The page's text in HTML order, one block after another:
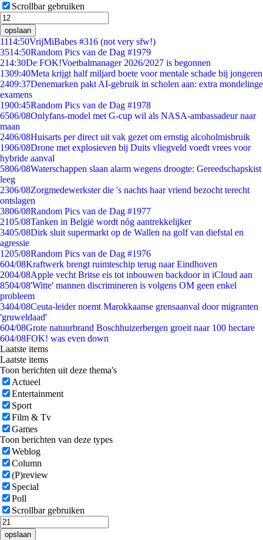
Scrollbar gebruiken
opslaan
1114:50VrijMiBabes #316 (not very sfw!)
3514:50Random Pics van de Dag #1979
214:30De FOK!Voetbalmanager 2026/2027 is begonnen
1309:40Meta krijgt half miljard boete voor mentale schade bij jongeren
2409:37Denemarken pakt AI-gebruik in scholen aan: extra mondelinge
examens
1900:45Random Pics van de Dag #1978
6506/08Onlyfans-model met G-cup wil als NASA-ambassadeur naar
maan
2406/08Huisarts per direct uit vak gezet om ernstig alcoholmisbruik
1906/08Drone met explosieven bij Duits vliegveld voedt vrees voor
hybride aanval
5806/08Waterschappen slaan alarm wegens droogte: Gereedschapskist
leeg
2306/08Zorgmedewerkster die 's nachts haar vriend bezocht terecht
ontslagen
3806/08Random Pics van de Dag #1977
2105/08Tanken in België wordt nóg aantrekkelijker
3405/08Dirk sluit supermarkt op de Wallen na golf van diefstal en
agressie
1205/08Random Pics van de Dag #1976
604/08Kraftwerk brengt ruimteschip terug naar Eindhoven
2004/08Apple vecht Britse eis tot inbouwen backdoor in iCloud aan
8504/08'Witte' mannen discrimineren is volgens OM geen enkel
probleem
3404/08Ceuta-leider noemt Marokkaanse grensaanval door migranten
'gruweldaad'
604/08Grote natuurbrand Boschhuizerbergen groeit naar 100 hectare
604/08FOK! was even down
Laatste items
Laatste items
Toon berichten uit deze thema's
Actueel
Entertainment
Sport
Film & Tv
Games
Toon berichten van deze types
Weblog
Column
(P)review
Special
Poll
Scrollbar gebruiken
opslaan